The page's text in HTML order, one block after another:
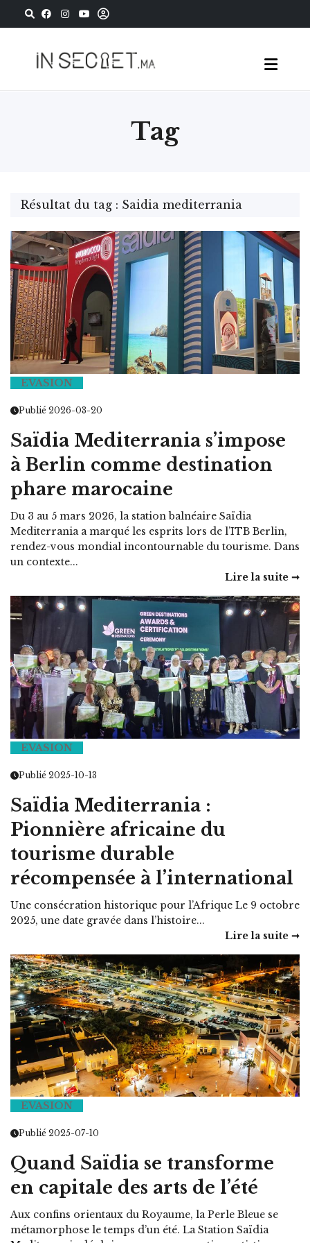
Tag
Résultat du tag : Saidia mediterrania
EVASION
Publié 2026-03-20
Saïdia Mediterrania s’impose
à Berlin comme destination
phare marocaine
Du 3 au 5 mars 2026, la station balnéaire Saïdia
Mediterrania a marqué les esprits lors de l’ITB Berlin,
rendez-vous mondial incontournable du tourisme. Dans
un contexte...
Lire la suite ➞
EVASION
Publié 2025-10-13
Saïdia Mediterrania :
Pionnière africaine du
tourisme durable
récompensée à l’international
Une consécration historique pour l’Afrique Le 9 octobre
2025, une date gravée dans l’histoire...
Lire la suite ➞
EVASION
Publié 2025-07-10
Quand Saïdia se transforme
en capitale des arts de l’été
Aux confins orientaux du Royaume, la Perle Bleue se
métamorphose le temps d’un été. La Station Saïdia